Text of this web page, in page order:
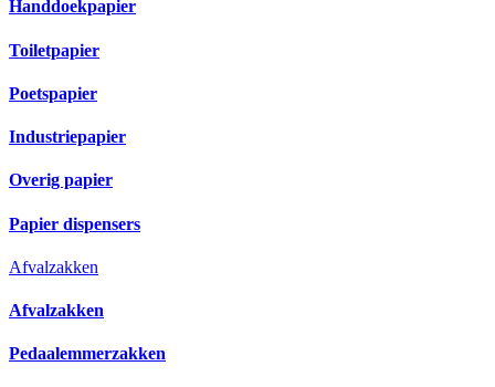
Handdoekpapier
Toiletpapier
Poetspapier
Industriepapier
Overig papier
Papier dispensers
Afvalzakken
Afvalzakken
Pedaalemmerzakken